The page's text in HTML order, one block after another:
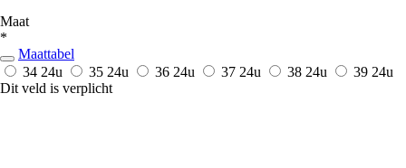
Maat
*
Maattabel
34 24u 35 24u 36 24u 37 24u 38 24u 39 24u
Dit veld is verplicht